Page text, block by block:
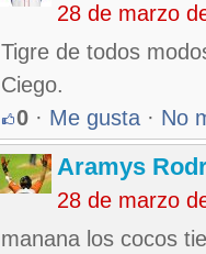
28 de marzo
Tigre de todos
Ciego.
0 · Me gusta · No
Aramys
28 de marzo
manana los cocos